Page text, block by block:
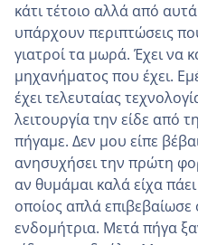
κάτι τέτοιο αλλά από
υπάρχουν περιπτώσεις
γιατροί τα μωρά. Έχει να
μηχανήματος που έχει.
έχει τελευταίας
λειτουργία την είδε από
πήγαμε. Δεν μου είπε
ανησυχήσει την πρώτη
αν θυμάμαι καλά είχα
οποίος απλά επιβεβαίωσε
ενδομήτρια. Μετά πήγα